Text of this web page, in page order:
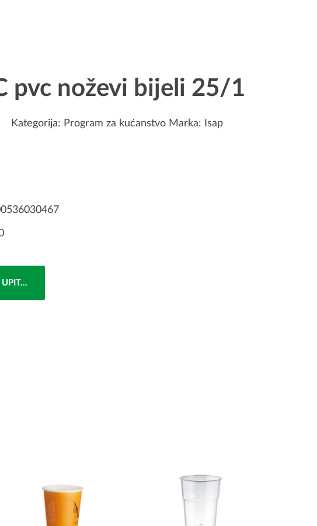
pvc noževi bijeli 25/1
Kategorija: Program za kućanstvo Marka:
Isap
UPIT...